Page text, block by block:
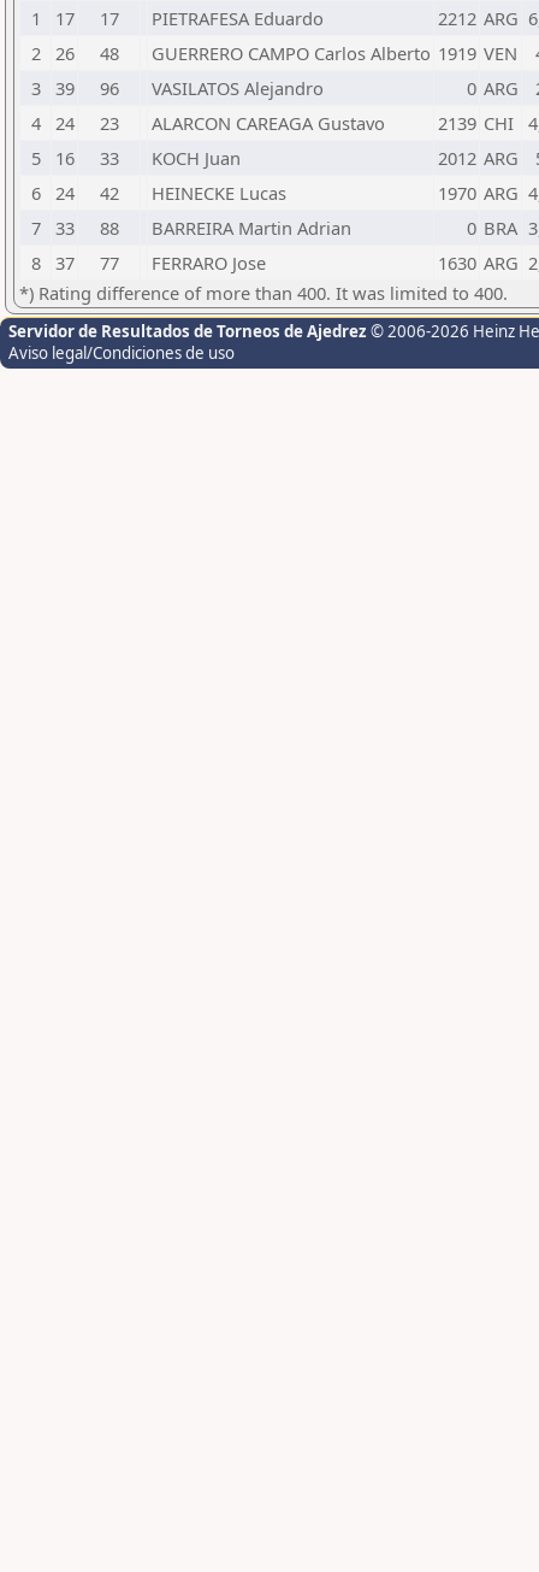
1
17 17 PIETRAFESA Eduardo 2212 ARG
2 26 48 GUERRERO CAMPO Carlos Alberto 1919 VEN
3 39 96 VASILATOS Alejandro 0 ARG
4 24 23 ALARCON CAREAGA Gustavo 2139 CHI
5
16 33 KOCH Juan 2012 ARG
6 24 42 HEINECKE Lucas 1970 ARG
7 33 88 BARREIRA Martin Adrian 0 BRA
8 37 77 FERRARO Jose 1630 ARG
*) Rating difference of more than 400. It was limited to 400.
Servidor de Resultados de Torneos de Ajedrez © 2006-2026 Heinz
Aviso legal/Condiciones de uso